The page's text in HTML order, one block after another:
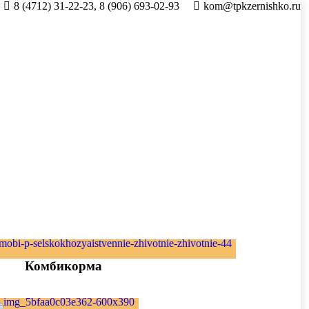
8 (4712) 31-22-23, 8 (906) 693-02-93 kom@tpkzernishko.ru
Комбикорма